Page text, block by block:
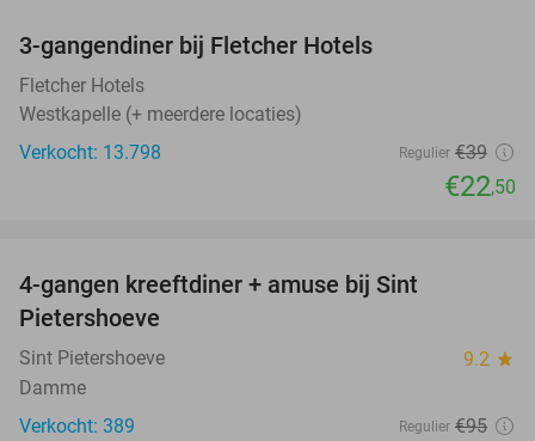
3-gangendiner bij Fletcher Hotels
Fletcher Hotels
Westkapelle (+ meerdere locaties)
Verkocht: 13.798
Regulier €39
€22,50
4-gangen kreeftdiner + amuse bij Sint
Pietershoeve
Sint Pietershoeve 9.2 star
Damme
Verkocht: 389
Regulier €95